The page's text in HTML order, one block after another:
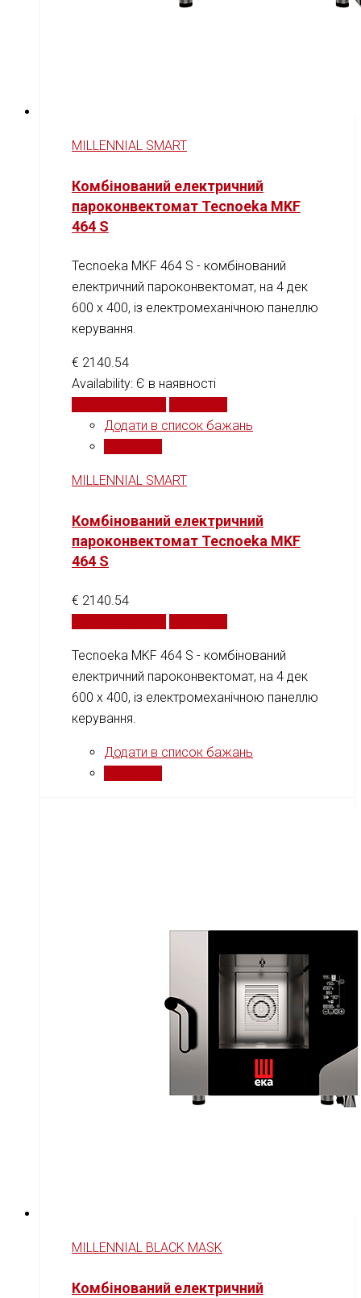
MILLENNIAL SMART
Комбінований електричний
пароконвектомат Tecnoeka MKF
464 S
Tecnoeka MKF 464 S - комбінований
електричний пароконвектомат, на 4 дек
600 х 400, із електромеханічною панеллю
керування.
€ 2140.54
Availability: Є в наявності
Додати в список бажань
MILLENNIAL SMART
Комбінований електричний
пароконвектомат Tecnoeka MKF
464 S
€ 2140.54
Tecnoeka MKF 464 S - комбінований
електричний пароконвектомат, на 4 дек
600 х 400, із електромеханічною панеллю
керування.
Додати в список бажань
MILLENNIAL BLACK MASK
Комбінований електричний